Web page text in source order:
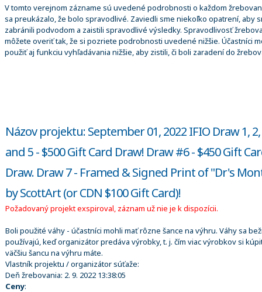
V tomto verejnom zázname sú uvedené podrobnosti o každom
sa preukázalo, že bolo spravodlivé. Zaviedli sme niekoľko opatrení, aby
zabránili podvodom a zaistili spravodlivé výsledky. Spravodlivosť
môžete overiť tak, že si pozriete podrobnosti uvedené nižšie. Účastníci
použiť aj funkciu vyhľadávania nižšie, aby zistili, či boli zaradení do
Názov projektu: September 01, 2022 IFIO Draw 1, 2,
and 5 - $500 Gift Card Draw! Draw #6 - $450 Gift
Draw. Draw 7 - Framed & Signed Print of "Dr's
by ScottArt (or CDN $100 Gift Card)!
Požadovaný projekt exspiroval, záznam už nie je k dispozícii.
Boli použité váhy - účastníci mohli mať rôzne šance na výhru. Váhy sa
používajú, keď organizátor predáva výrobky, t. j. čím viac výrobkov si
väčšiu šancu na výhru máte.
Vlastník projektu / organizátor súťaže:
Deň žrebovania: 2. 9. 2022 13:38:05
Ceny: